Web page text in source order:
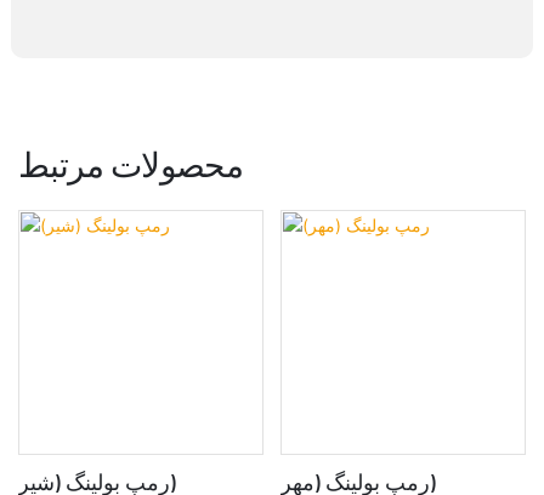
محصولات مرتبط
رمپ بولینگ (شیر) رمپ بولینگ (مهر)